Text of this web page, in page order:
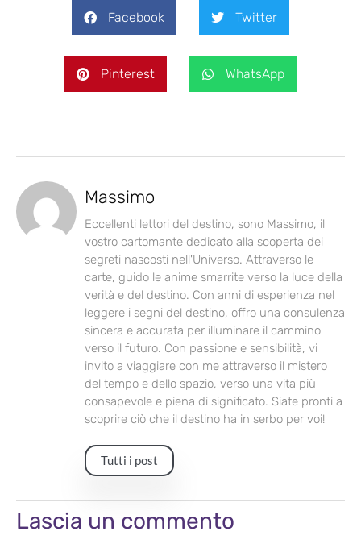
Facebook Twitter
Pinterest WhatsApp
Massimo
Eccellenti lettori del destino, sono Massimo, il
vostro cartomante dedicato alla scoperta dei
segreti nascosti nell'Universo. Attraverso le
carte, guido le anime smarrite verso la luce della
verità e del destino. Con anni di esperienza nel
leggere i segni del destino, offro una consulenza
sincera e accurata per illuminare il cammino
verso il futuro. Con passione e sensibilità, vi
invito a viaggiare con me attraverso il mistero
del tempo e dello spazio, verso una vita più
consapevole e piena di significato. Siate pronti a
scoprire ciò che il destino ha in serbo per voi!
Tutti i post
Lascia un commento